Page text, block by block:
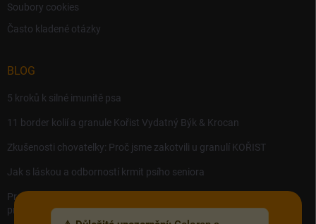
Soubory cookies
Často kladené otázky
BLOG
5 kroků k silné imunitě psa
11 border kolií a granule Kořist Vydatný Býk & Krocan
Zkušenosti chovatelky: Proč jsme zakotvili u granulí KOŘIST
Jak s láskou a odborností krmit psího seniora
Precision MICROBES – Koktejl tělu prospěšných živých bakterií,
probiotik a postbiotik.